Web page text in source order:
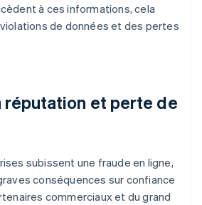
à ces informations, cela
de données et des pertes
et perte de
subissent une fraude en ligne,
conséquences sur confiance
commerciaux et du grand